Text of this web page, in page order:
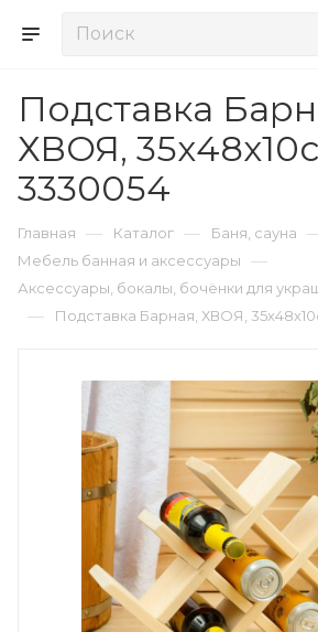
Подставка
ХВОЯ,
3330054
Главная — Каталог — Баня, сауна
Мебель банная и аксессуары —
Аксессуары, бокалы, бочёнки для
— Подставка Барная, ХВОЯ,